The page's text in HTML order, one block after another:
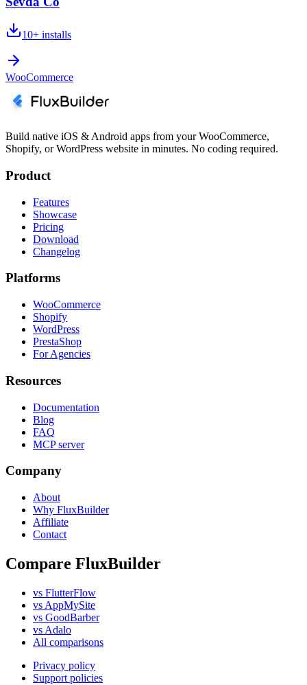
10+ installs
WooCommerce
Build native iOS & Android apps from your WooCommerce,
Shopify, or WordPress website in minutes. No coding required.
Product
Features
Showcase
Pricing
Download
Changelog
Platforms
WooCommerce
Shopify
WordPress
PrestaShop
For Agencies
Resources
Documentation
Blog
FAQ
MCP server
Company
About
Why FluxBuilder
Affiliate
Contact
Compare FluxBuilder
vs FlutterFlow
vs AppMySite
vs GoodBarber
vs Adalo
All comparisons
Privacy policy
Support policies